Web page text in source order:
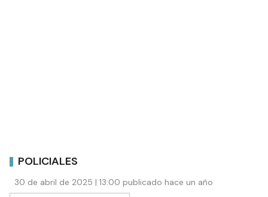
POLICIALES
30 de abril de 2025 | 13:00 publicado hace un año